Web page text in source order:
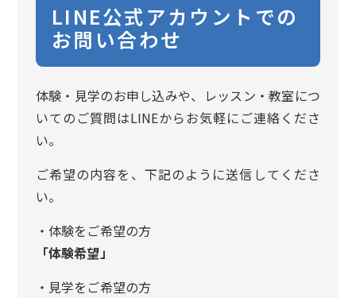
LINE公式アカウントでの
お問い合わせ
体験・見学のお申し込みや、レッスン・教室につ
いてのご質問はLINEからお気軽にご連絡くださ
い。
ご希望の内容を、下記のように送信してくださ
い。
・体験をご希望の方
「体験希望」
・見学をご希望の方